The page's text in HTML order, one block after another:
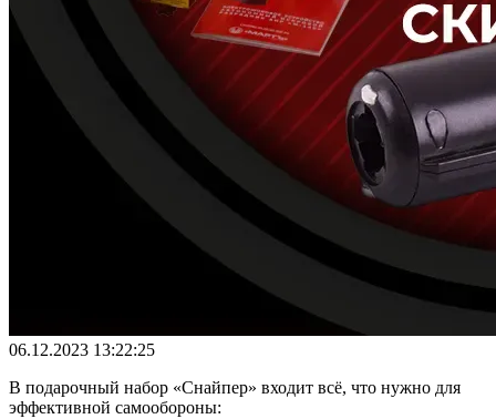
06.12.2023 13:22:25
В подарочный набор «Снайпер» входит всё, что нужно для
эффективной самообороны: